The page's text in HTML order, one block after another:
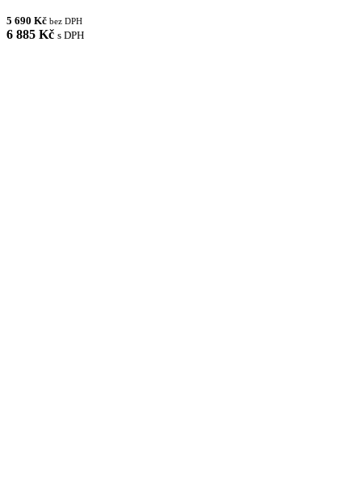
5 690 Kč bez DPH
6 885 Kč s DPH